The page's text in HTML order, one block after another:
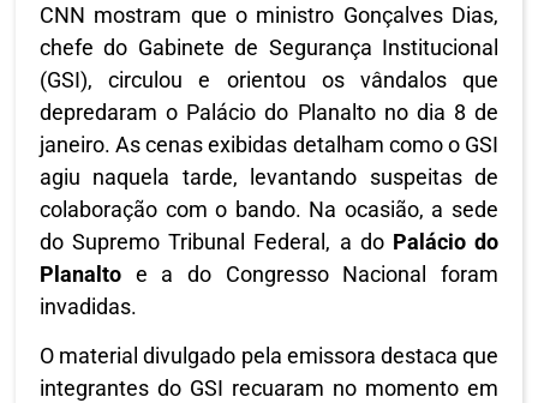
CNN mostram que o ministro Gonçalves Dias,
chefe do Gabinete de Segurança Institucional
(GSI), circulou e orientou os vândalos que
depredaram o Palácio do Planalto no dia 8 de
janeiro. As cenas exibidas detalham como o GSI
agiu naquela tarde, levantando suspeitas de
colaboração com o bando. Na ocasião, a sede
do Supremo Tribunal Federal, a do Palácio do
Planalto e a do Congresso Nacional foram
invadidas.
O material divulgado pela emissora destaca que
integrantes do GSI recuaram no momento em